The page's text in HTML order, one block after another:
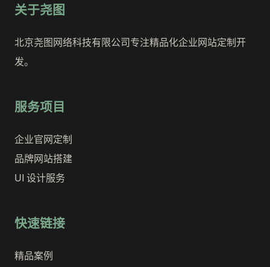
关于尧图
北京尧图网络科技有限公司专注精品化企业网站定制开
发。
服务项目
企业官网定制
品牌网站搭建
UI 设计服务
快速链接
精品案例